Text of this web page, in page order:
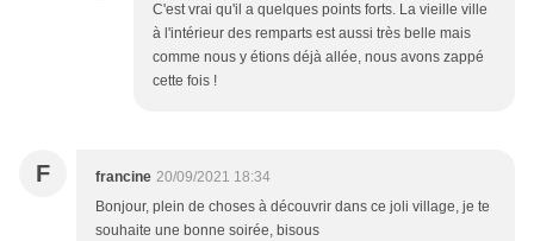
C'est vrai qu'il a quelques points forts. La vieille ville
à l'intérieur des remparts est aussi très belle mais
comme nous y étions déjà allée, nous avons zappé
cette fois !
F francine 20/09/2021 18:34
Bonjour, plein de choses à découvrir dans ce joli village, je te
souhaite une bonne soirée, bisous